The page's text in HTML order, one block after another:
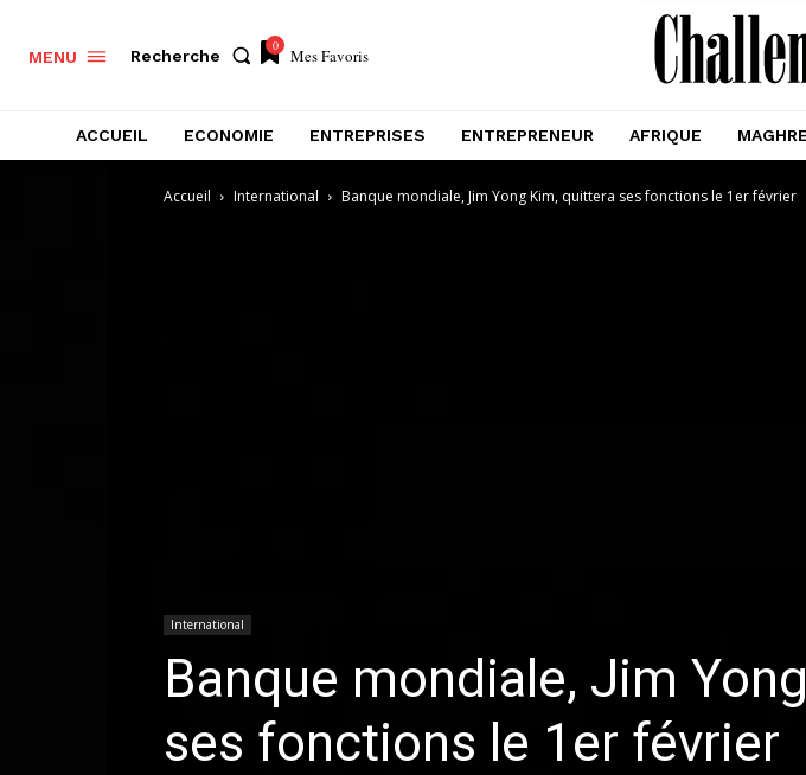
MENU Recherche
0 Mes Favoris
ACCUEIL ECONOMIE ENTREPRISES ENTREPRENEUR AFRIQUE
Accueil International Banque mondiale, Jim Yong Kim, quittera ses fonctions le 1er février
International
Banque mondiale, Jim
ses fonctions le 1er février